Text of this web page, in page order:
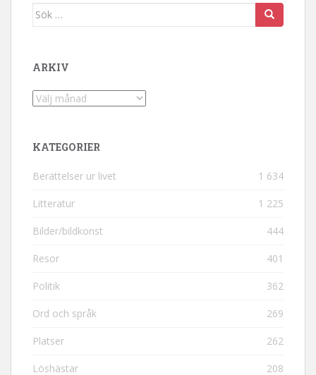
Sök efter:
ARKIV
Arkiv
KATEGORIER
Berättelser ur livet 1 634
Litteratur 1 225
Bilder/bildkonst 444
Resor 401
Politik 362
Ord och språk 269
Platser 262
Löshästar 208